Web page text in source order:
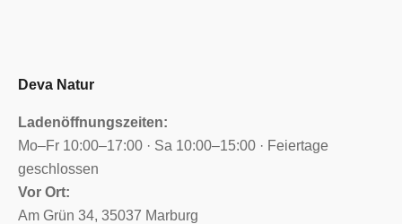
Deva Natur
Ladenöffnungszeiten:
Mo–Fr 10:00–17:00 · Sa 10:00–15:00 · Feiertage
geschlossen
Vor Ort:
Am Grün 34, 35037 Marburg